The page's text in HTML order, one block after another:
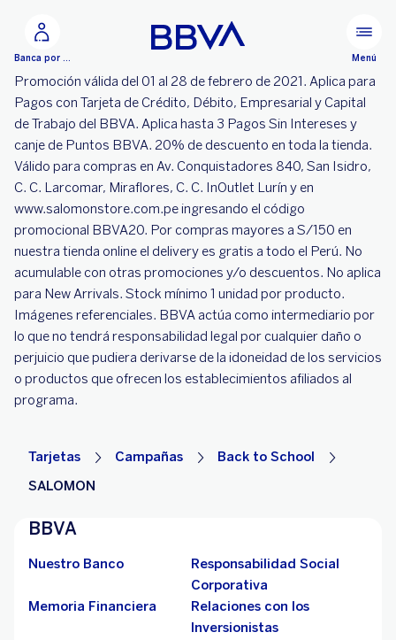
Banca por Internet Menú
Promoción válida del 01 al 28 de febrero de 2021. Aplica para
Pagos con Tarjeta de Crédito, Débito, Empresarial y Capital
de Trabajo del BBVA. Aplica hasta 3 Pagos Sin Intereses y
canje de Puntos BBVA. 20% de descuento en toda la tienda.
Válido para compras en Av. Conquistadores 840, San Isidro,
C. C. Larcomar, Miraflores, C. C. InOutlet Lurín y en
www.salomonstore.com.pe ingresando el código
promocional BBVA20. Por compras mayores a S/150 en
nuestra tienda online el delivery es gratis a todo el Perú. No
acumulable con otras promociones y/o descuentos. No aplica
para New Arrivals. Stock mínimo 1 unidad por producto.
Imágenes referenciales. BBVA actúa como intermediario por
lo que no tendrá responsabilidad legal por cualquier daño o
perjuicio que pudiera derivarse de la idoneidad de los servicios
o productos que ofrecen los establecimientos afiliados al
programa.
Tarjetas Campañas
Back to School
SALOMON
BBVA
Nuestro Banco
Responsabilidad Social
Corporativa
Memoria Financiera
Relaciones con los
Inversionistas